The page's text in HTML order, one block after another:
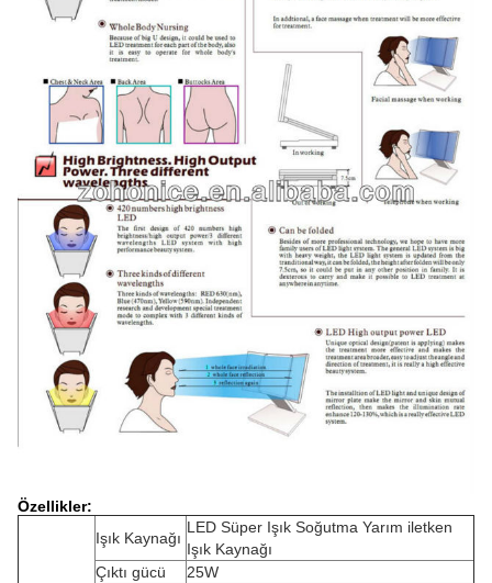
Özellikler:
Işık Kaynağı
LED Süper Işık Soğutma Yarım iletken
Işık Kaynağı
Çıktı gücü
25W